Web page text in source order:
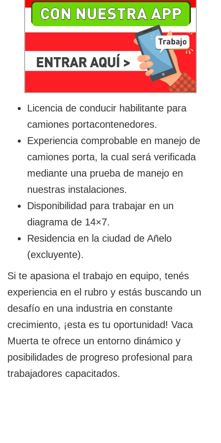
Licencia de conducir habilitante para
camiones portacontenedores.
Experiencia comprobable en manejo de
camiones porta, la cual será verificada
mediante una prueba de manejo en
nuestras instalaciones.
Disponibilidad para trabajar en un
diagrama de 14×7.
Residencia en la ciudad de Añelo
(excluyente).
Si te apasiona el trabajo en equipo, tenés
experiencia en el rubro y estás buscando un
desafío en una industria en constante
crecimiento, ¡esta es tu oportunidad! Vaca
Muerta te ofrece un entorno dinámico y
posibilidades de progreso profesional para
trabajadores capacitados.